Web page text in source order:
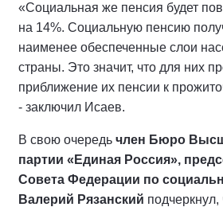
«Социальная же пенсия будет
на 14%. Социальную пенсию
наименее обеспеченные слои
страны. Это значит, что для них
приближение их пенсии к
- заключил Исаев.
В свою очередь член Бюро
партии «Единая Россия»,
Совета Федерации по
Валерий Рязанский